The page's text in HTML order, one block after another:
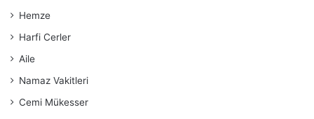
Hemze
Harfi Cerler
Aile
Namaz Vakitleri
Cemi Mükesser